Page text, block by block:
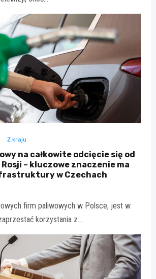
Z kraju
na całkowite odcięcie się od
– kluczowe znaczenie ma
w Czechach
firm paliwowych w Polsce, jest w
korzystania z…